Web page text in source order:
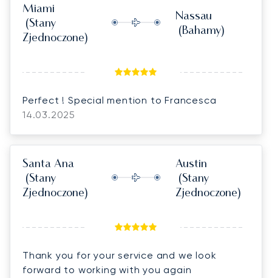
Miami
(Stany
Zjednoczone)
Nassau
(Bahamy)
Perfect ! Special mention to Francesca
14.03.2025
Santa Ana
(Stany
Zjednoczone)
Austin
(Stany
Zjednoczone)
Thank you for your service and we look
forward to working with you again